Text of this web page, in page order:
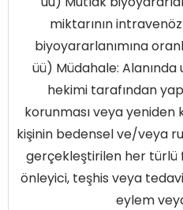
miktarının
biyoyararlanımına
üü) Müdahale:
hekimi tarafından
korunması veya yeniden
kişinin bedensel ve/veya
gerçekleştirilen her türlü
önleyici, teşhis veya
eylem